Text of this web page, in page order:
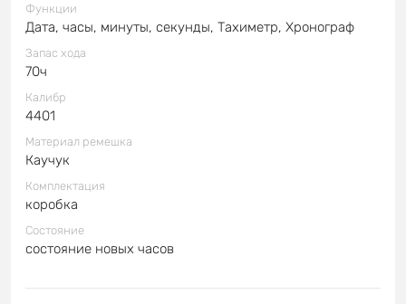
Функции
Дата, часы, минуты, секунды, Тахиметр, Хронограф
Запас хода
70ч
Калибр
4401
Материал ремешка
Каучук
Комплектация
коробка
Состояние
состояние новых часов